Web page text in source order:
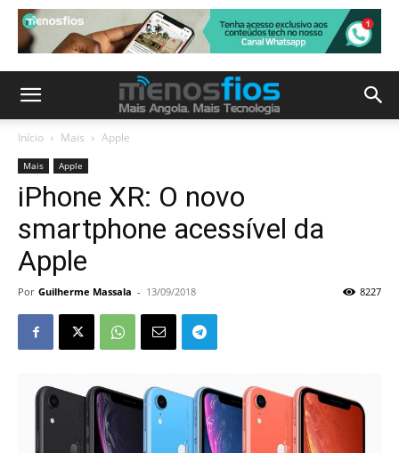
Início Mais Apple
Mais Apple
iPhone XR: O novo
smartphone acessível da
Apple
Por Guilherme Massala - 13/09/2018 8227